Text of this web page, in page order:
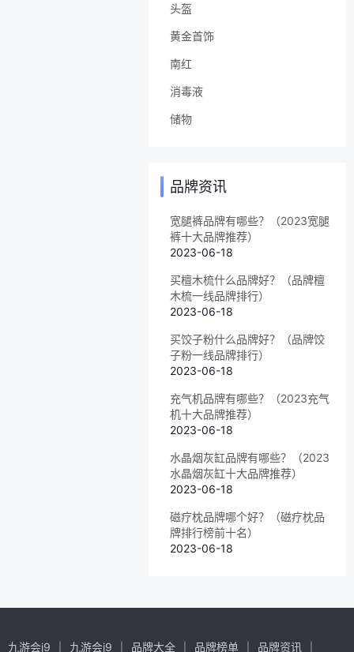
头盔
黄金首饰
南红
消毒液
储物
品牌资讯
宽腿裤品牌有哪些？（2023宽腿
裤十大品牌推荐）
2023-06-18
买檀木梳什么品牌好？（品牌檀
木梳一线品牌排行）
2023-06-18
买饺子粉什么品牌好？（品牌饺
子粉一线品牌排行）
2023-06-18
充气机品牌有哪些？（2023充气
机十大品牌推荐）
2023-06-18
水晶烟灰缸品牌有哪些？（2023
水晶烟灰缸十大品牌推荐）
2023-06-18
磁疗枕品牌哪个好？（磁疗枕品
牌排行榜前十名）
2023-06-18
九游会j9 九游会j9 品牌大全 品牌榜单 品牌资讯